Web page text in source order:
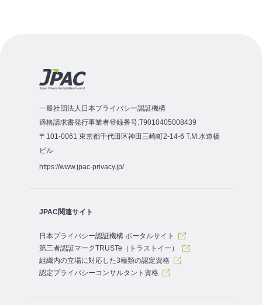
一般社団法人日本プライバシー認証機構
適格請求書発行事業者登録番号:T9010405008439
〒101-0061 東京都千代田区神田三崎町2-14-6 T.M.水道橋
ビル
https://www.jpac-privacy.jp/
JPAC関連サイト
日本プライバシー認証機構 ポータルサイト
第三者認証マークTRUSTe（トラストイー）
組織内の立場に対応した3種類の認定資格
認定プライバシーコンサルタント資格